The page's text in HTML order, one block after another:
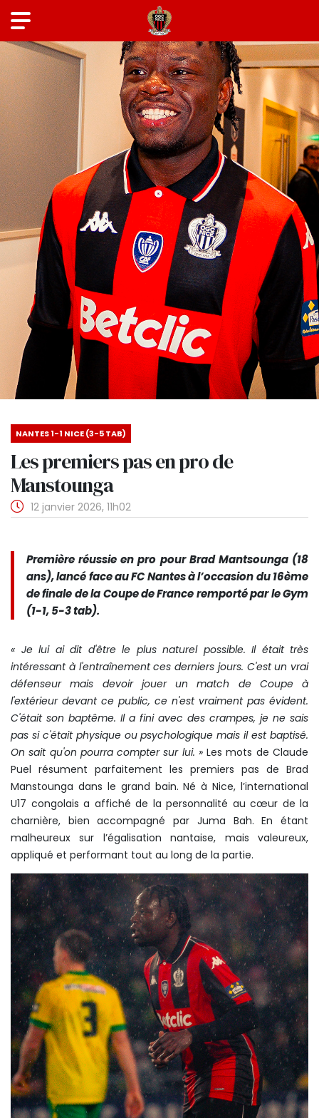
NANTES 1-1 NICE (3-5 TAB)
Les premiers pas en pro de
Manstounga
12 janvier 2026, 11h02
Première réussie en pro pour Brad Mantsounga (18
ans), lancé face au FC Nantes à l’occasion du 16ème
de finale de la Coupe de France remporté par le Gym
(1-1, 5-3 tab).
« Je lui ai dit d'être le plus naturel possible. Il était très
intéressant à l'entraînement ces derniers jours. C'est un vrai
défenseur mais devoir jouer un match de Coupe à
l'extérieur devant ce public, ce n'est vraiment pas évident.
C'était son baptême. Il a fini avec des crampes, je ne sais
pas si c'était physique ou psychologique mais il est baptisé.
On sait qu'on pourra compter sur lui. »Les mots de Claude
Puel résument parfaitement les premiers pas de Brad
Manstounga dans le grand bain. Né à Nice, l’international
U17 congolais a affiché de la personnalité au cœur de la
charnière, bien accompagné par Juma Bah. En étant
malheureux sur l’égalisation nantaise, mais valeureux,
appliqué et performant tout au long de la partie.